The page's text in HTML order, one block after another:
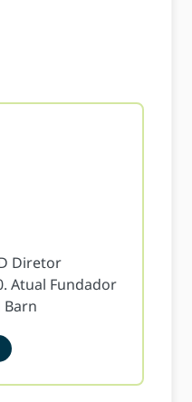
Diretor
Atual Fundador
Barn